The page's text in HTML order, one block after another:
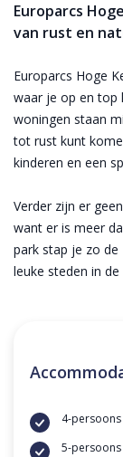
Europarcs
van rust en
Europarcs Hoge
waar je op en top
woningen staan
tot rust kunt
kinderen en een
Verder zijn er
want er is meer
park stap je zo
leuke steden in
4-persoons
5-persoons